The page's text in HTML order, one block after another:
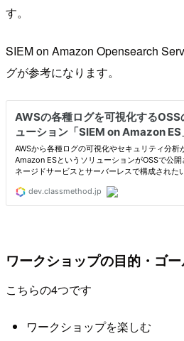
す。
SIEM on Amazon Opensearch
グが参考になります。
ワークショップの目的・ゴ
こちらの4つです
ワークショップを楽しむ